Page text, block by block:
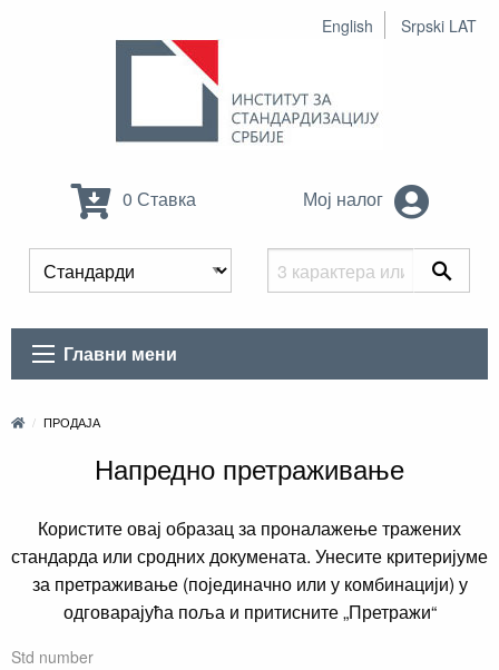
English Srpski LAT
0 Ставка Мој налог
Главни мени
ПРОДАЈА
Напредно претраживање
Користите овај образац за проналажење тражених
стандарда или сродних докумената. Унесите критеријуме
за претраживање (појединачно или у комбинацији) у
одговарајућа поља и притисните „Претражи“
Std number